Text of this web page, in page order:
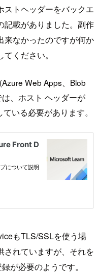
ストヘッダーをバックエ
記載がありました。副作
来なかったのですが何か
ください。
Web Apps、Blob
、ホスト ヘッダーが
いる必要があります。
もTLS/SSLを使う場
されていますが、それを
が必要のようです。